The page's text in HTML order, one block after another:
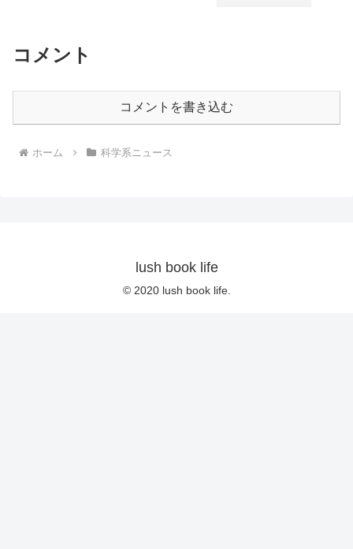
コメント
コメントを書き込む
ホーム 科学系ニュース
lush book life
© 2020 lush book life.